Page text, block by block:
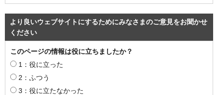
より良いウェブサイトにするためにみなさまのご意見をお聞かせ
ください
このページの情報は役に立ちましたか？
1：役に立った
2：ふつう
3：役に立たなかった